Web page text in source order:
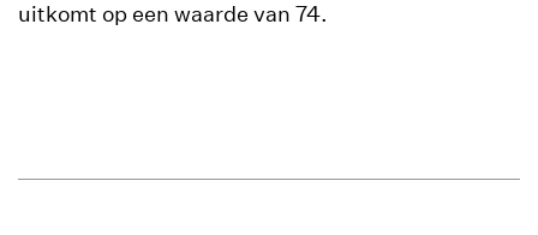
uitkomt op een waarde van 74.